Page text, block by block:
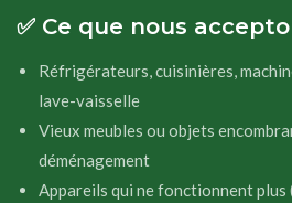
✅ Ce que nous
Réfrigérateurs, cuisinières,
lave-vaisselle
Vieux meubles ou objets
déménagement
Appareils qui ne fonctionnent plus